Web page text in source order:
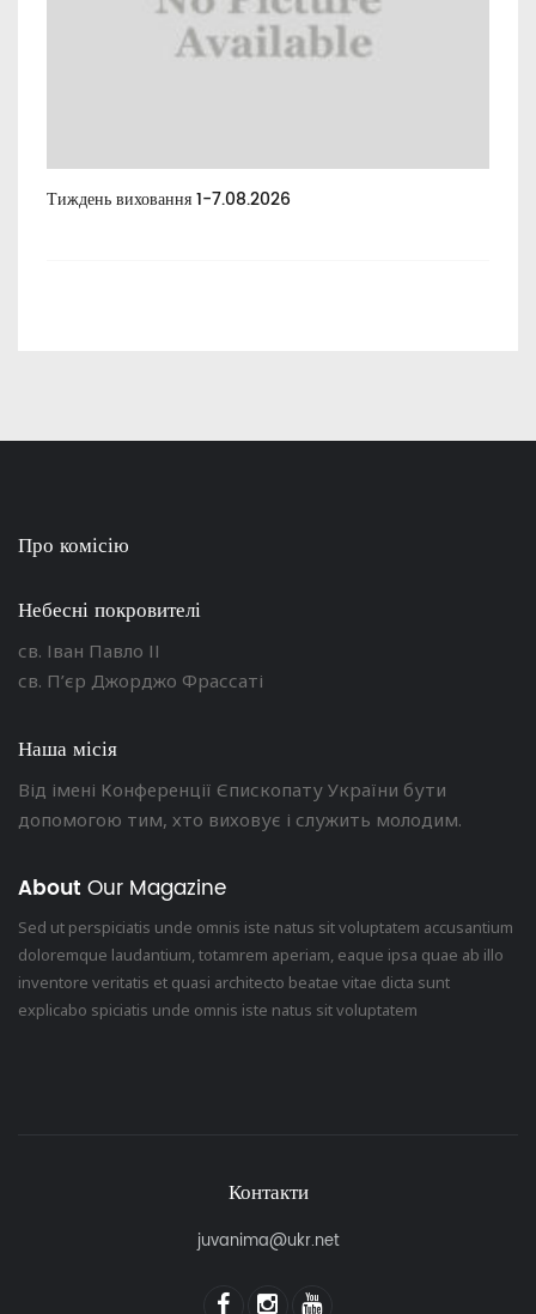
Тиждень виховання 1-7.08.2026
Про комісію
Небесні покровителі
св. Іван Павло ІІ
св. П’єр Джорджо Фрассаті
Наша місія
Від імені Конференції Єпископату України бути
допомогою тим, хто виховує і служить молодим.
About Our Magazine
Sed ut perspiciatis unde omnis iste natus sit voluptatem accusantium
doloremque laudantium, totamrem aperiam, eaque ipsa quae ab illo
inventore veritatis et quasi architecto beatae vitae dicta sunt
explicabo spiciatis unde omnis iste natus sit voluptatem
Контакти
juvanima@ukr.net